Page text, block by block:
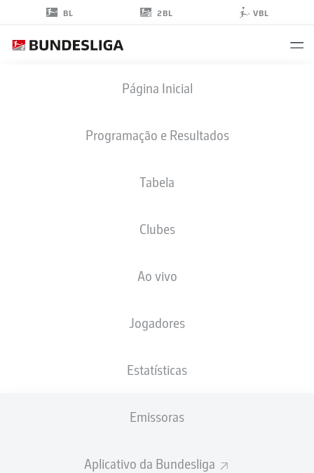
BL 2BL VBL
Página Inicial
Programação e Resultados
Tabela
Clubes
Ao vivo
Jogadores
Estatísticas
Emissoras
Aplicativo da Bundesliga
EINTRACHT BRAUNSCHWEIG